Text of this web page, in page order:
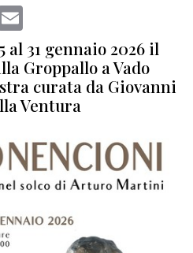
Email
al 31 gennaio 2026 il
Groppallo a Vado
curata da Giovanni
Ventura